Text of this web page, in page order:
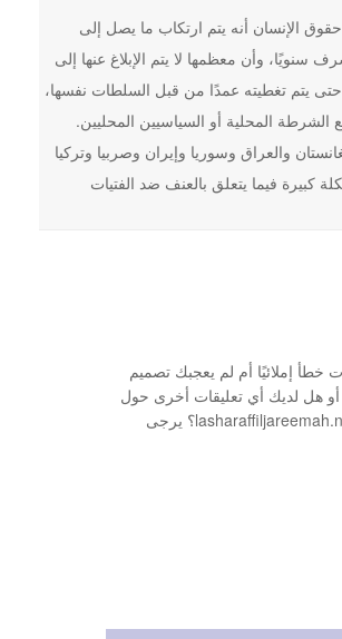
الإنسان أنه يتم ارتكاب ما يصل إلى
شرف سنويًا، وأن معظمها لا يتم الإبلاغ عنها إلى
يتم تغطيته عمدًا من قبل السلطات نفسها،
الشرطة المحلية أو السياسيين المحليين.
والعراق وسوريا وإيران وصربيا وتركيا
كبيرة فيما يتعلق بالعنف ضد الفتيات
إملائيًا أم لم يعجبك تصميم
أو هل لديك أي تعليقات أخرى حول
موقع lasharaffiljareemah.net؟ يرجى